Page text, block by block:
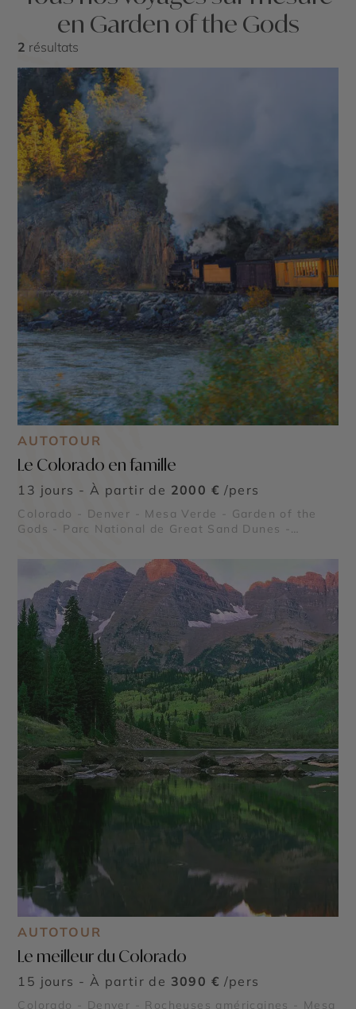
en Garden of the Gods
2 résultats
AUTOTOUR
Le Colorado en famille
13 jours - À partir de 2000 € /pers
Colorado - Denver - Mesa Verde - Garden of the
Gods - Parc National de Great Sand Dunes -
AUTOTOUR
Le meilleur du Colorado
15 jours - À partir de 3090 € /pers
Colorado - Denver - Rocheuses américaines - Mesa